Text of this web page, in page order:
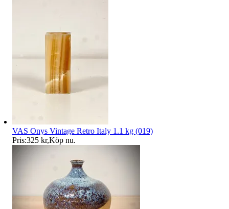
VAS Onys Vintage Retro Italy 1.1 kg (019)
Pris:325 kr,Köp nu.